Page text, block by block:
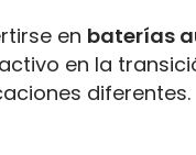
en baterías
en la
diferentes.